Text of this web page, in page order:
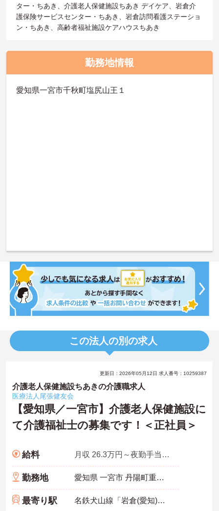
ター・ちあき、介護老人保健施設ちあき デイケア、岩倉介
護保険サービスセンター・ちあき、岩倉訪問看護ステーショ
ン・ちあき、高齢者福祉施設ケアハウスちあき
勤務地情報
愛知県一宮市千秋町塩尻山王１
この法人の別の求人
更新日：2026年05月12日 求人番号：10259387
介護老人保健施設ちあきの介護職求人
医療法人尾張健友会
【愛知県／一宮市】介護老人保健施設に
て介護福祉士の募集です！＜正社員＞
給料 月収 26.3万円～夜勤手当4回分含む
勤務地 愛知県 一宮市 丹陽町重吉字新田裏東切1077-1
最寄り駅 名鉄犬山線「岩倉(愛知)駅」バス・車9分